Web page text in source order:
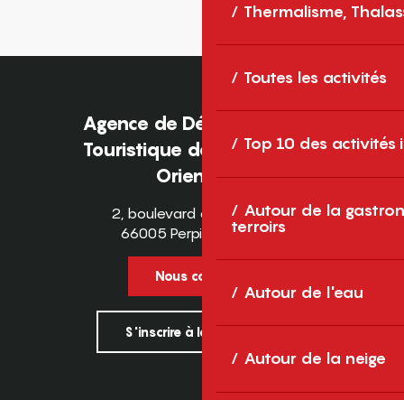
Thermalisme,
Toutes les activités
Top 10 des activités
Autour de la
terroirs
Autour de l'eau
Autour de la neige
Agence de Développement
Touristique des Pyrénées-
Orientales
2, boulevard des Pyrénées
66005 Perpignan Cedex
Nous contacter
S'inscrire à la newsletter